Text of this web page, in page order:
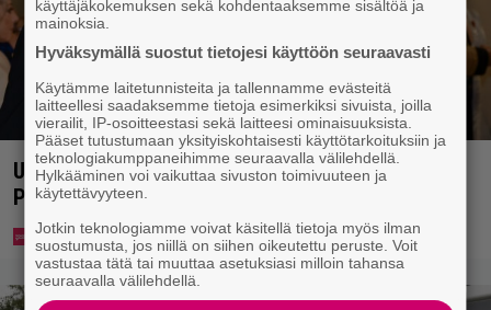
Uuno: Hjallis Harkimo menee naimisiin Jasmine
Pajarin kanssa
käyttäjäkokemuksen sekä kohdentaaksemme sisältöä ja
mainoksia.
Hyväksymällä suostut tietojesi käyttöön seuraavasti
Käytämme laitetunnisteita ja tallennamme evästeitä
laitteellesi saadaksemme tietoja esimerkiksi sivuista, joilla
vierailit, IP-osoitteestasi sekä laitteesi ominaisuuksista.
Pääset tutustumaan yksityiskohtaisesti käyttötarkoituksiin ja
teknologiakumppaneihimme seuraavalla välilehdellä.
Hylkääminen voi vaikuttaa sivuston toimivuuteen ja
käytettävyyteen.
Jotkin teknologiamme voivat käsitellä tietoja myös ilman
suostumusta, jos niillä on siihen oikeutettu peruste. Voit
vastustaa tätä tai muuttaa asetuksiasi milloin tahansa
seuraavalla välilehdellä.